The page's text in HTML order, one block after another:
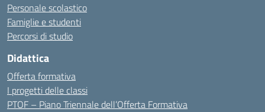
Personale scolastico
Famiglie e studenti
Percorsi di studio
Didattica
Offerta formativa
I progetti delle classi
PTOF – Piano Triennale dell’Offerta Formativa